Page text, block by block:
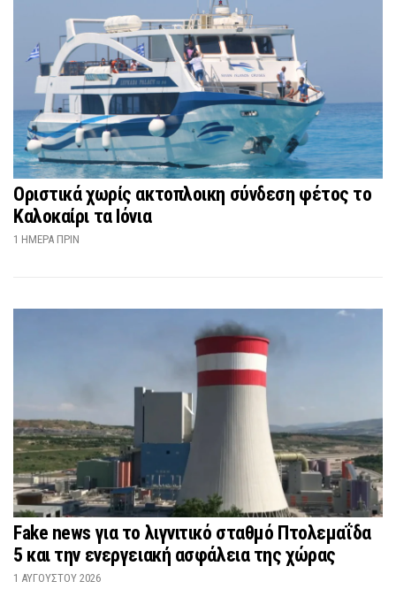
Οριστικά χωρίς ακτοπλοικη σύνδεση φέτος το
Καλοκαίρι τα Ιόνια
1 ΗΜΈΡΑ ΠΡΙΝ
Fake news για το λιγνιτικό σταθμό Πτολεμαΐδα
5 και την ενεργειακή ασφάλεια της χώρας
1 ΑΥΓΟΎΣΤΟΥ 2026